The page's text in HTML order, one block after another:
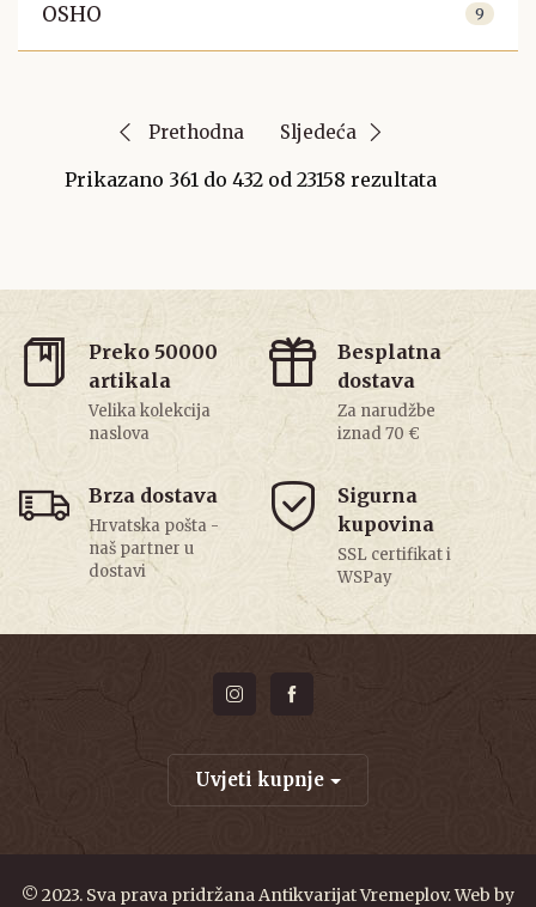
OSHO 9
Prethodna Sljedeća
Prikazano 361do 432od 23158 rezultata
Preko 50000
artikala
Velika kolekcija
naslova
Besplatna
dostava
Za narudžbe
iznad 70 €
Brza dostava
Hrvatska pošta -
naš partner u
dostavi
Sigurna
kupovina
SSL certifikat i
WSPay
Uvjeti kupnje
© 2023. Sva prava pridržana Antikvarijat Vremeplov. Web by